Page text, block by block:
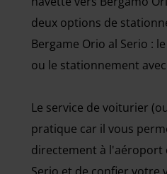
deux options de
Bergame Orio al Serio :
ou le stationnement
Le service de voiturier
pratique car il vous
directement à l'aéroport